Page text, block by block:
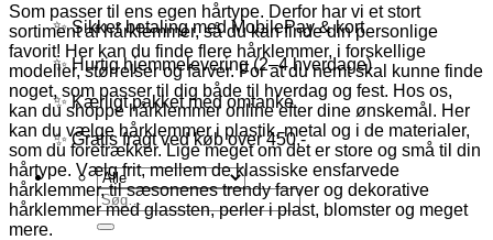
✨ Sikker betaling med MobilePay & kort
✨ Hurtig hjemmelevering (2–4 hverdage)
✨ Kærligt pakket med omtanke
✨ Gratis fragt ved køb over 450,-
Søg
efter:
Som passer til ens egen hårtype. Derfor har vi et stort
sortiment af hårklemmer, så du kan finde din personlige
favorit! Her kan du finde flere hårklemmer, i forskellige
modeller, størrelser og farver. For at du nemt skal kunne finde
noget, som passer til dig både til hverdag og fest. Hos os,
kan du shoppe hårklemmer online efter dine ønskemål. Her
kan du vælge hårklemmer i plastik, metal og i de materialer,
som du foretrækker. Lige meget om det er store og små til din
hårtype. Vælg frit, mellem de klassiske ensfarvede
hårklemmer, til sæsonenes trendy farver og dekorative
hårklemmer med glassten, perler i plast, blomster og meget
mere.